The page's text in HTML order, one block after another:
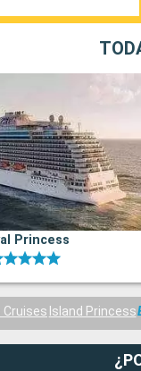
Princess
Cruises Island Princess